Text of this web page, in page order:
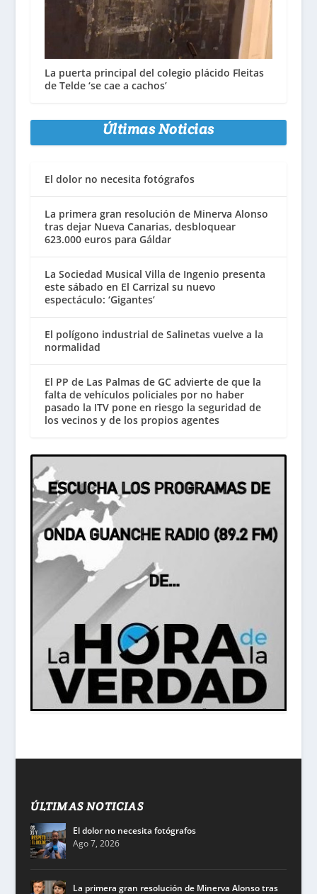
La puerta principal del colegio plácido Fleitas
de Telde ‘se cae a cachos’
Últimas Noticias
El dolor no necesita fotógrafos
La primera gran resolución de Minerva Alonso
tras dejar Nueva Canarias, desbloquear
623.000 euros para Gáldar
La Sociedad Musical Villa de Ingenio presenta
este sábado en El Carrizal su nuevo
espectáculo: ‘Gigantes’
El polígono industrial de Salinetas vuelve a la
normalidad
El PP de Las Palmas de GC advierte de que la
falta de vehículos policiales por no haber
pasado la ITV pone en riesgo la seguridad de
los vecinos y de los propios agentes
ÚLTIMAS NOTICIAS
El dolor no necesita fotógrafos
Ago 7, 2026
La primera gran resolución de Minerva Alonso tras